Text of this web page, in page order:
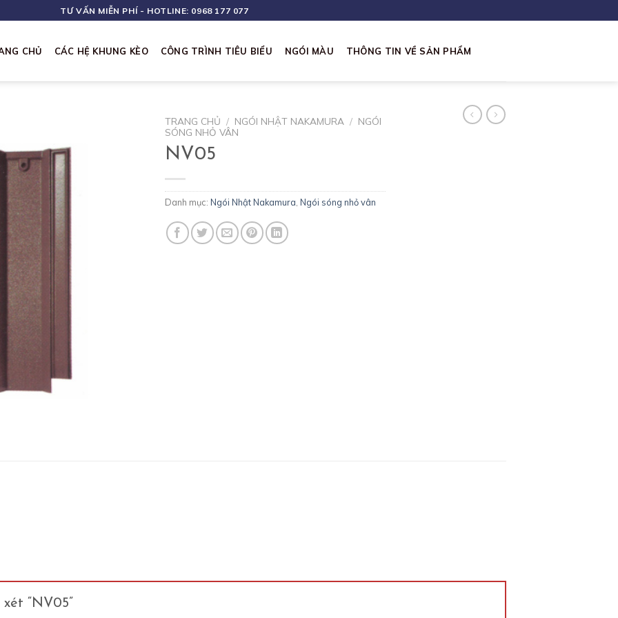
TƯ VẤN MIỄN PHÍ - HOTLINE: 0968 177 077
CHỦ CÁC HỆ KHUNG KÈO CÔNG TRÌNH TIÊU BIỂU NGÓI MÀU THÔNG TIN VỀ SẢN PHẨM
TRANG CHỦ / NGÓI NHẬT NAKAMURA / NGÓI
SÓNG NHỎ VÂN
NV05
Danh mục: Ngói Nhật Nakamura Ngói sóng nhỏ vân
“NV05”